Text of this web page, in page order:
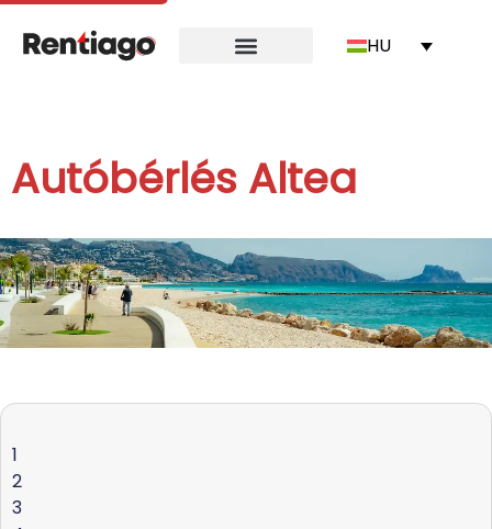
HU
Autóbérlés Altea